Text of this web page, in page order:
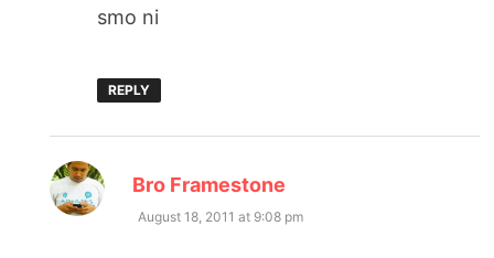
smo ni
REPLY
Bro Framestone
August 18, 2011 at 9:08 pm